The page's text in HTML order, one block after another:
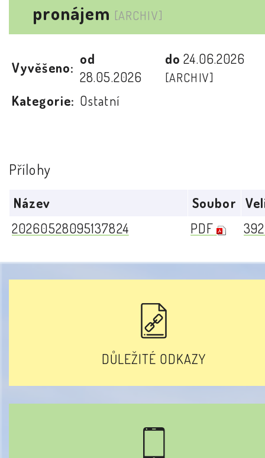
pronájem [ARCHIV]
Vyvěšeno:
od
28.05.2026
do24.06.2026
[ARCHIV]
Kategorie: Ostatní
Přílohy
Název Soubor
20260528095137824
PDF
DŮLEŽITÉ ODKAZY